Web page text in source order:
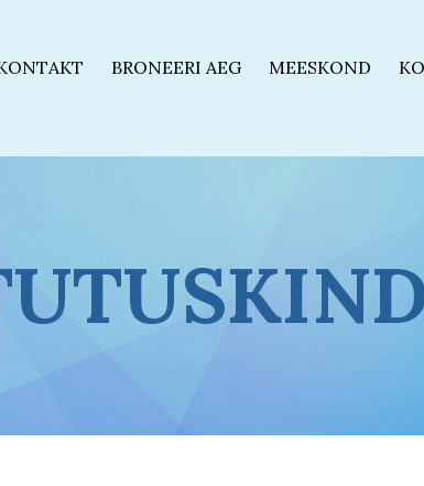
BRONEERI AEG MEESKOND